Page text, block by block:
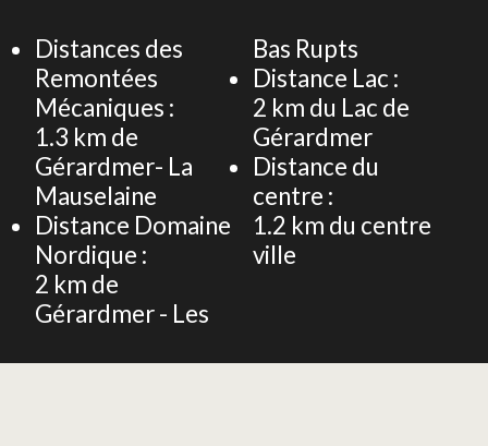
Distances des
Remontées
Mécaniques :
1.3 km de
Gérardmer- La
Mauselaine
Distance Domaine
Nordique :
2 km de
Gérardmer - Les
Bas Rupts
Distance Lac :
2 km du Lac de
Gérardmer
Distance du
centre :
1.2 km du centre
ville